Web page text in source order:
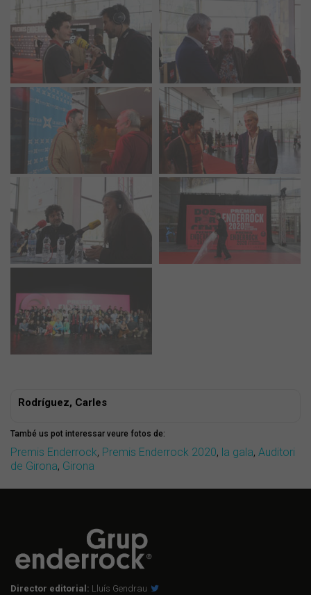
Rodríguez, Carles
També us pot interessar veure fotos de:
Premis Enderrock, Premis Enderrock 2020, la gala, Auditori
de Girona, Girona
Director editorial: Lluís Gendrau